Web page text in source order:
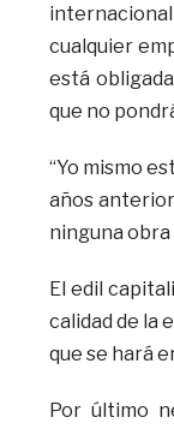
internacional
cualquier
está
que no
“Yo mismo
años
ninguna
El edil
calidad de la
que se hará
Por último